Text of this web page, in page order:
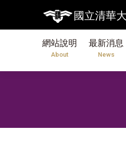
國立清華
網站說明
About
最新消息
News